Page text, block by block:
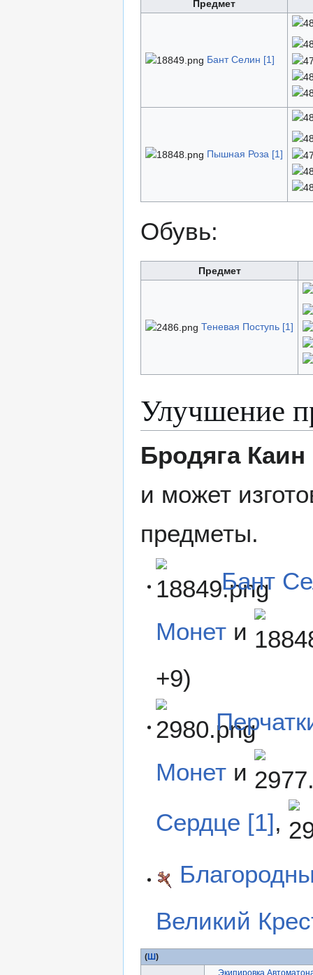
Предмет
Бант Селин [1]
Пышная Роза [1]
Обувь:
Предмет
Теневая Поступь [1]
Улучшение
Бродяга Каин
и может
предметы.
Бант
Монет и
+9)
Монет и
Сердце [1],
Великий
(Ш)
Экипировка